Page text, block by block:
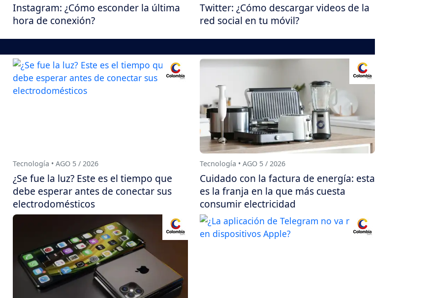
Instagram: ¿Cómo esconder la última
hora de conexión?
Twitter: ¿Cómo descargar videos de la
red social en tu móvil?
Tecnología • AGO 5 / 2026
¿Se fue la luz? Este es el tiempo que
debe esperar antes de conectar sus
electrodomésticos
Tecnología • AGO 5 / 2026
Cuidado con la factura de energía: esta
es la franja en la que más cuesta
consumir electricidad